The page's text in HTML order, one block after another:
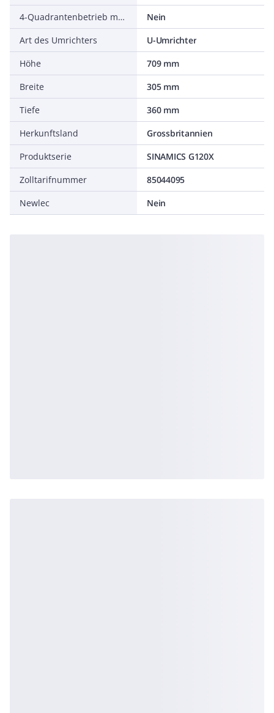
4-Quadrantenbetrieb möglich
Nein
Art des Umrichters
U-Umrichter
Höhe
709 mm
Breite
305 mm
Tiefe
360 mm
Herkunftsland
Grossbritannien
Produktserie
SINAMICS G120X
Zolltarifnummer
85044095
Newlec
Nein